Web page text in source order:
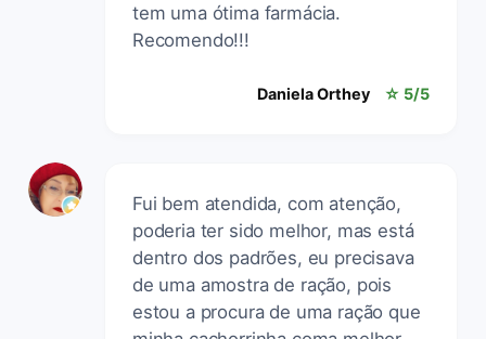
tem uma ótima farmácia.
Recomendo!!!
Daniela Orthey ☆ 5/5
Fui bem atendida, com atenção,
poderia ter sido melhor, mas está
dentro dos padrões, eu precisava
de uma amostra de ração, pois
estou a procura de uma ração que